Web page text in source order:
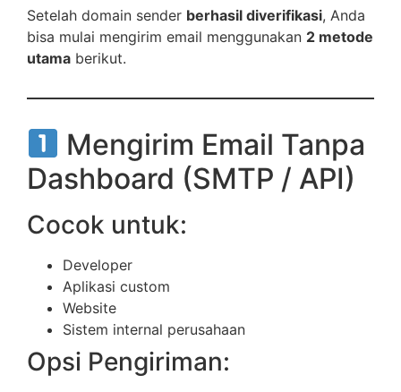
Setelah domain sender berhasil diverifikasi, Anda
bisa mulai mengirim email menggunakan 2 metode
utama berikut.
Mengirim Email Tanpa
Dashboard (SMTP / API)
Cocok untuk:
Developer
Aplikasi custom
Website
Sistem internal perusahaan
Opsi Pengiriman: